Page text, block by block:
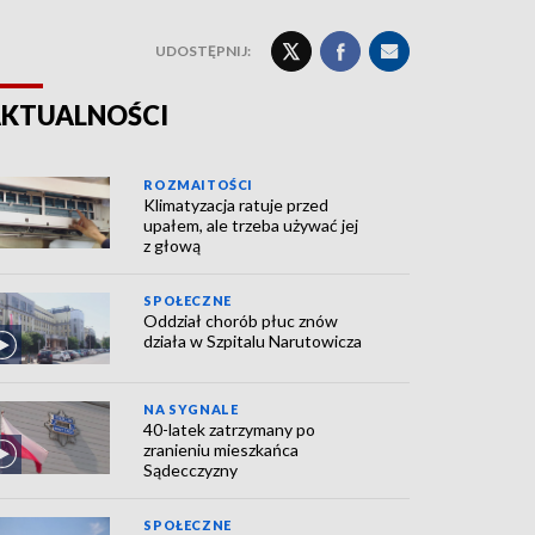
UDOSTĘPNIJ:
ROZMAITOŚCI
Klimatyzacja ratuje przed
upałem, ale trzeba używać jej
z głową
SPOŁECZNE
Oddział chorób płuc znów
działa w Szpitalu Narutowicza
NA SYGNALE
40-latek zatrzymany po
zranieniu mieszkańca
Sądecczyzny
SPOŁECZNE